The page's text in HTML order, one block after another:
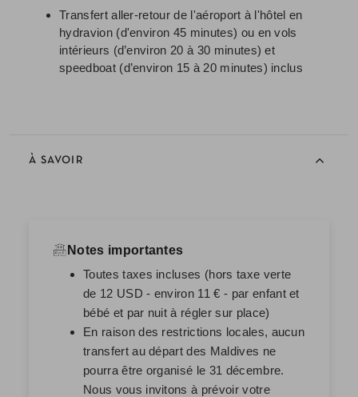
Transfert aller-retour de l'aéroport à l'hôtel en
hydravion (d'environ 45 minutes) ou en vols
intérieurs (d’environ 20 à 30 minutes) et
speedboat (d’environ 15 à 20 minutes) inclus
À SAVOIR
Notes importantes
Toutes taxes incluses (hors taxe verte
de 12 USD - environ 11 € - par enfant et
bébé et par nuit à régler sur place)
En raison des restrictions locales, aucun
transfert au départ des Maldives ne
pourra être organisé le 31 décembre.
Nous vous invitons à prévoir votre